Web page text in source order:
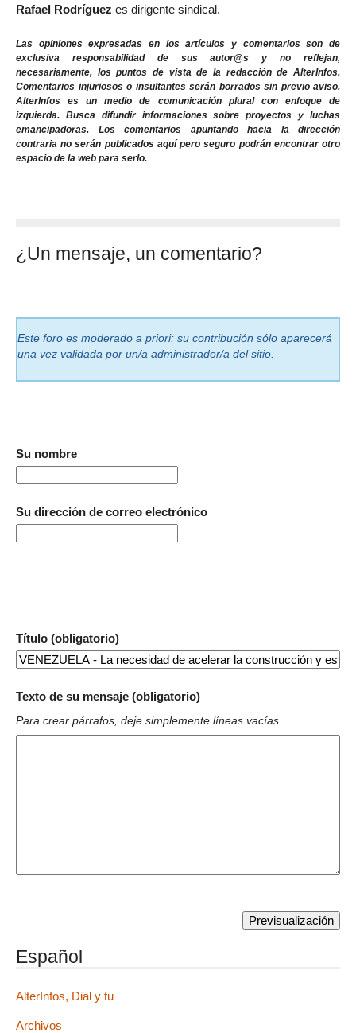
Rafael Rodríguez es dirigente sindical.
Las opiniones expresadas en los artículos y comentarios son de
exclusiva responsabilidad de sus autor@s y no reflejan,
necesariamente, los puntos de vista de la redacción de AlterInfos.
Comentarios injuriosos o insultantes serán borrados sin previo aviso.
AlterInfos es un medio de comunicación plural con enfoque de
izquierda. Busca difundir informaciones sobre proyectos y luchas
emancipadoras. Los comentarios apuntando hacia la dirección
contraria no serán publicados aquí pero seguro podrán encontrar otro
espacio de la web para serlo.
¿Un mensaje, un comentario?
Este foro es moderado a priori: su contribución sólo aparecerá
una vez validada por un/a administrador/a del sitio.
Su nombre
Su dirección de correo electrónico
Título (obligatorio)
Texto de su mensaje (obligatorio)
Para crear párrafos, deje simplemente líneas vacías.
Español
AlterInfos, Dial y tu
Archivos